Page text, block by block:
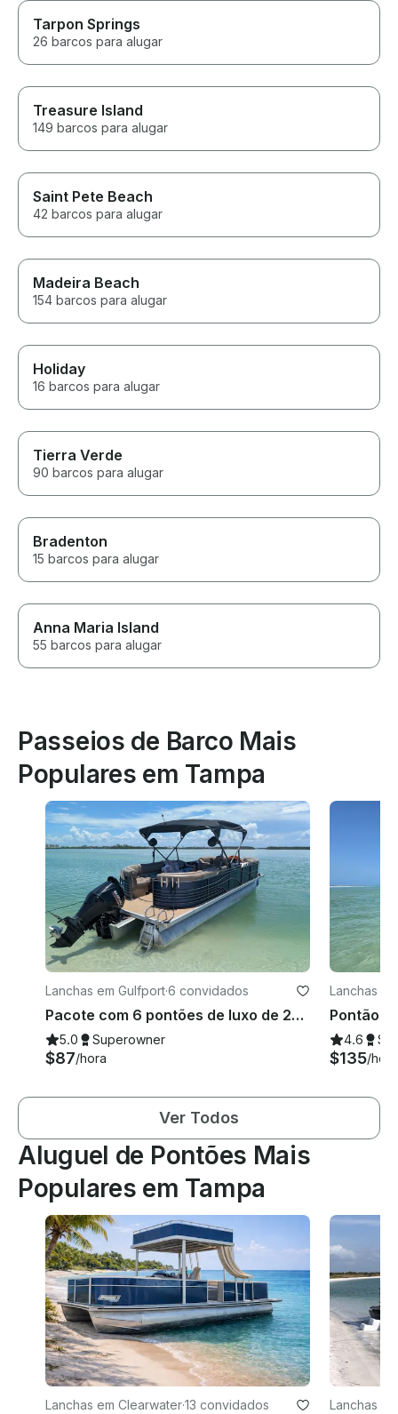
Tarpon Springs
26 barcos para alugar
Treasure Island
149 barcos para alugar
Saint Pete Beach
42 barcos para alugar
Madeira Beach
154 barcos para alugar
Holiday
16 barcos para alugar
Tierra Verde
90 barcos para alugar
Bradenton
15 barcos para alugar
Anna Maria Island
55 barcos para alugar
Passeios de Barco Mais
Populares em Tampa
Lanchas em Gulfport·6 convidados
Pacote com 6 pontões de luxo de 25 pés com grande aparelho de som e tapete dobrável!
5.0 Superowner
$87/hora
Lanchas
4.6
$135/hora
Ver Todos
Aluguel de Pontões Mais
Populares em Tampa
Lanchas em Clearwater·13 convidados Lanchas